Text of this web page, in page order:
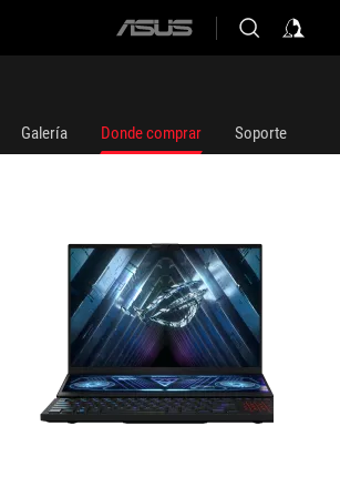
ASUS
Galería Donde comprar Soporte